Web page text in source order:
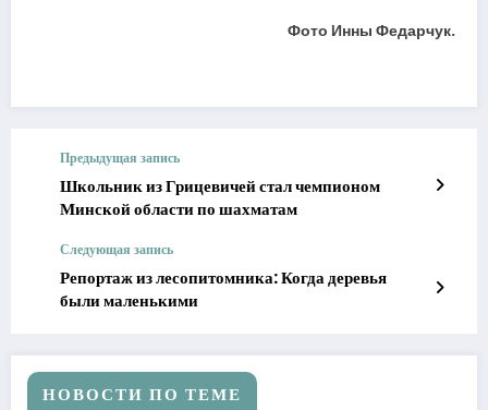
Фото Инны Федарчук.
Предыдущая запись
Школьник из Грицевичей стал чемпионом
Минской области по шахматам
Следующая запись
Репортаж из лесопитомника: Когда деревья
были маленькими
НОВОСТИ ПО ТЕМЕ